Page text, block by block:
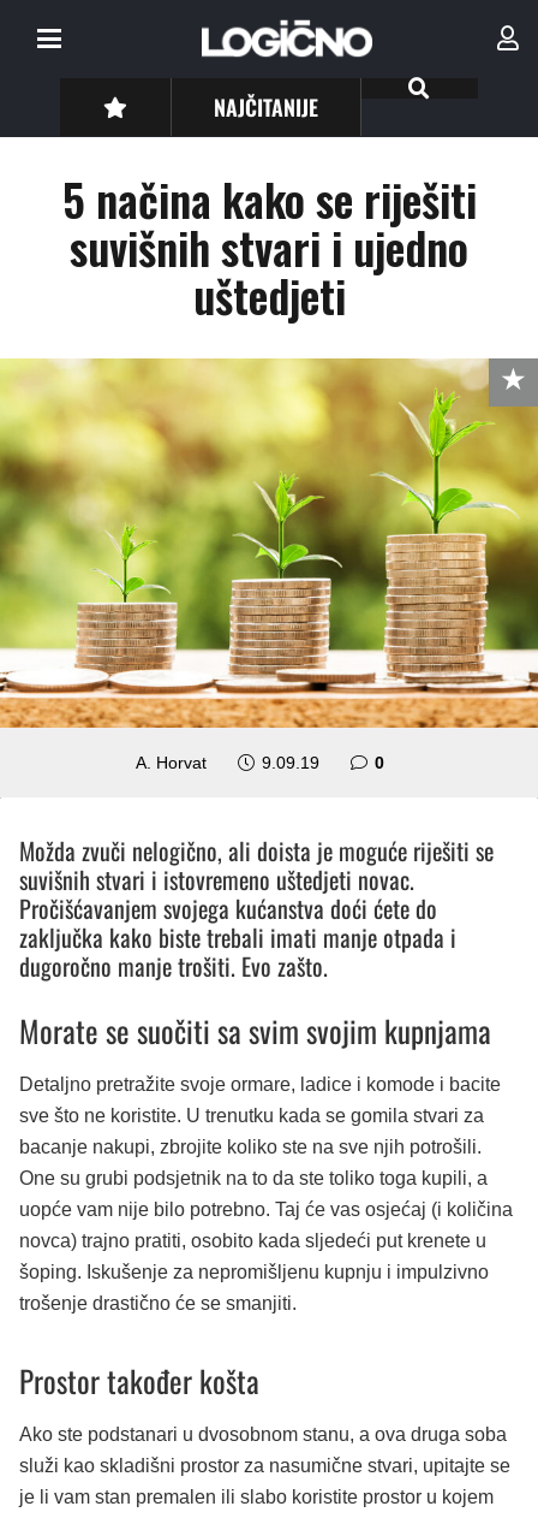
NAJČITANIJE
5 načina kako se riješiti
suvišnih stvari i ujedno
uštedjeti
A. Horvat 9.09.19 0
Možda zvuči nelogično, ali doista je moguće riješiti se
suvišnih stvari i istovremeno uštedjeti novac.
Pročišćavanjem svojega kućanstva doći ćete do
zaključka kako biste trebali imati manje otpada i
dugoročno manje trošiti. Evo zašto.
Morate se suočiti sa svim svojim kupnjama
Detaljno pretražite svoje ormare, ladice i komode i bacite
sve što ne koristite. U trenutku kada se gomila stvari za
bacanje nakupi, zbrojite koliko ste na sve njih potrošili.
One su grubi podsjetnik na to da ste toliko toga kupili, a
uopće vam nije bilo potrebno. Taj će vas osjećaj (i količina
novca) trajno pratiti, osobito kada sljedeći put krenete u
šoping. Iskušenje za nepromišljenu kupnju i impulzivno
trošenje drastično će se smanjiti.
Prostor također košta
Ako ste podstanari u dvosobnom stanu, a ova druga soba
služi kao skladišni prostor za nasumične stvari, upitajte se
je li vam stan premalen ili slabo koristite prostor u kojem